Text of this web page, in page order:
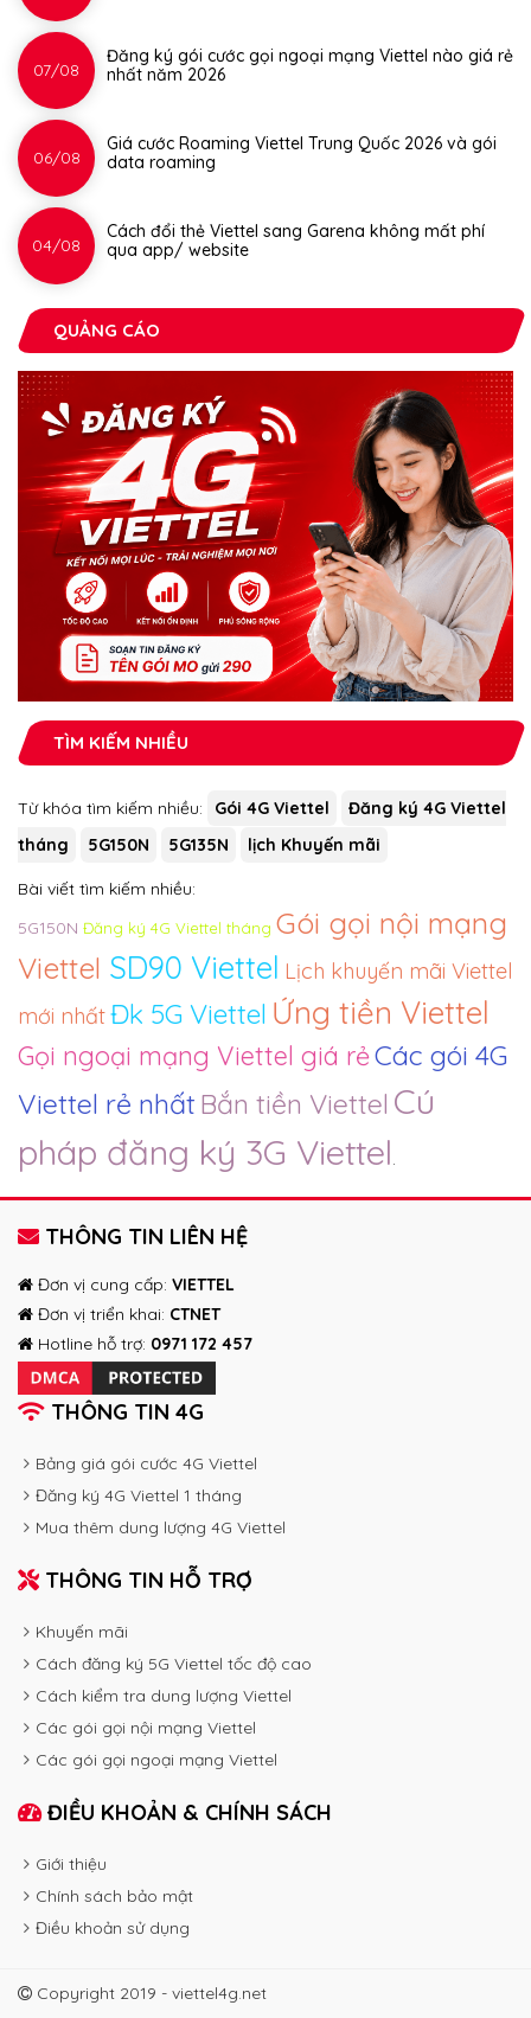
07/08
Đăng ký gói cước gọi ngoại mạng Viettel nào giá rẻ
nhất năm 2026
06/08
Giá cước Roaming Viettel Trung Quốc 2026 và gói
data roaming
04/08
Cách đổi thẻ Viettel sang Garena không mất phí
qua app/ website
QUẢNG CÁO
TÌM KIẾM NHIỀU
Từ khóa tìm kiếm nhiều: Gói 4G Viettel
Đăng ký 4G Viettel
tháng
5G150N 5G135N lịch Khuyến mãi
Bài viết tìm kiếm nhiều:
5G150N Đăng ký 4G Viettel tháng Gói gọi nội mạng
Viettel SD90 Viettel Lịch khuyến mãi Viettel
mới nhấtĐk 5G Viettel Ứng tiền Viettel
Gọi ngoại mạng Viettel giá rẻCác gói 4G
Viettel rẻ nhất Bắn tiền Viettel Cú
pháp đăng ký 3G Viettel.
THÔNG TIN LIÊN HỆ
Đơn vị cung cấp: VIETTEL
Đơn vị triển khai: CTNET
Hotline hỗ trợ: 0971 172 457
THÔNG TIN 4G
Bảng giá gói cước 4G Viettel
Đăng ký 4G Viettel 1 tháng
Mua thêm dung lượng 4G Viettel
THÔNG TIN HỖ TRỢ
Khuyến mãi
Cách đăng ký 5G Viettel tốc độ cao
Cách kiểm tra dung lượng Viettel
Các gói gọi nội mạng Viettel
Các gói gọi ngoại mạng Viettel
ĐIỀU KHOẢN & CHÍNH SÁCH
Giới thiệu
Chính sách bảo mật
Điều khoản sử dụng
Copyright 2019 - viettel4g.net